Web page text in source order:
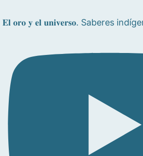
𝐄𝐥 𝐨𝐫𝐨 𝐲 𝐞𝐥 𝐮𝐧𝐢𝐯𝐞𝐫𝐬𝐨. Saberes